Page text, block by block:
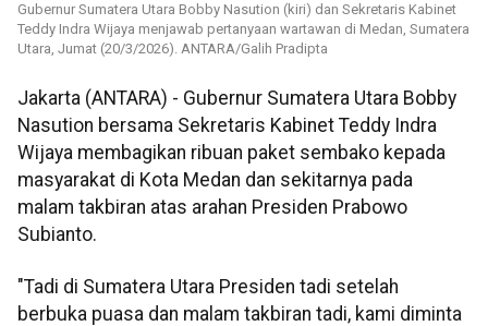
Gubernur Sumatera Utara Bobby Nasution (kiri) dan Sekretaris Kabinet
Teddy Indra Wijaya menjawab pertanyaan wartawan di Medan, Sumatera
Utara, Jumat (20/3/2026). ANTARA/Galih Pradipta
Jakarta (ANTARA) - Gubernur Sumatera Utara Bobby
Nasution bersama Sekretaris Kabinet Teddy Indra
Wijaya membagikan ribuan paket sembako kepada
masyarakat di Kota Medan dan sekitarnya pada
malam takbiran atas arahan Presiden Prabowo
Subianto.
"Tadi di Sumatera Utara Presiden tadi setelah
berbuka puasa dan malam takbiran tadi, kami diminta